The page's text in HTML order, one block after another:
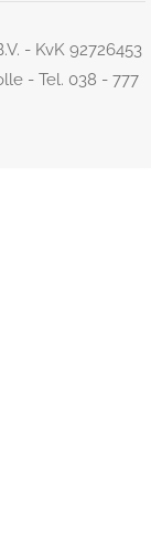
- KvK 92726453
- Tel. 038 - 777